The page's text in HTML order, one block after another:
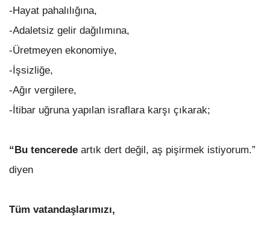
-Hayat pahalılığına,
-Adaletsiz gelir dağılımına,
-Üretmeyen ekonomiye,
-İşsizliğe,
-Ağır vergilere,
-İtibar uğruna yapılan israflara karşı çıkarak;
“Bu tencerede artık dert değil, aş pişirmek istiyorum.”
diyen
Tüm vatandaşlarımızı,